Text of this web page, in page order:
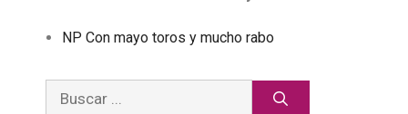
NP Con mayo toros y mucho rabo